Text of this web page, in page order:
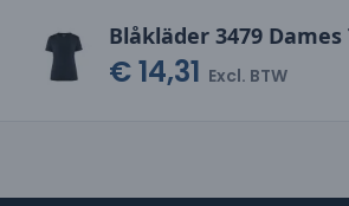
€ 14,31 Excl. BTW